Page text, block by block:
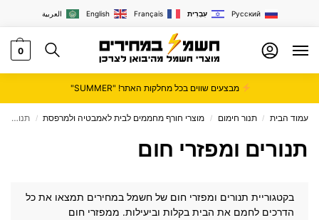
العربية English Français עִבְרִית Русский
0
מבצעים שווים בכל מחלקות האתר! "SUMMER"
עמוד הבית / תנור חימום / מוצרי חורף מחממים לבית לאמבטיה ולמרפסת / תנורים ומפזרי חום
תנורים ומפזרי חום
בקטגוריית תנורים ומפזרי חום של חשמל במחירים תמצאו את כל
הדרכים לחמם את הבית בקלות וביעילות. ממפזרי חום